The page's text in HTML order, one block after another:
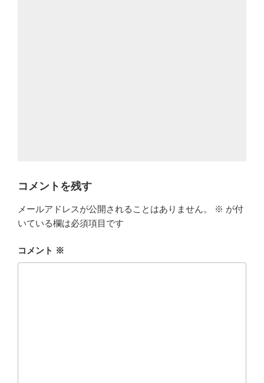
コメントを残す
メールアドレスが公開されることはありません。 ※ が付
いている欄は必須項目です
コメント ※